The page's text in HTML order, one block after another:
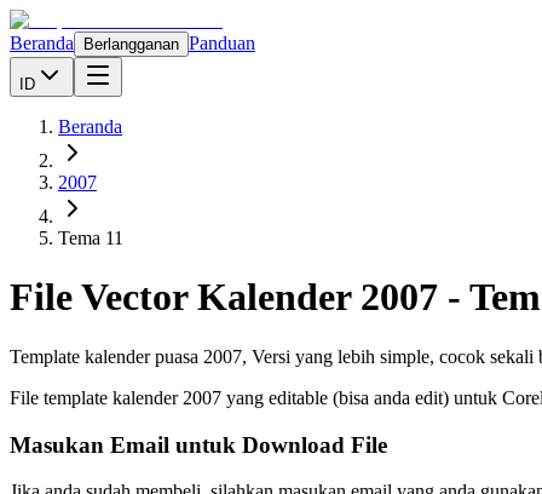
Beranda Berlangganan Panduan
ID
Beranda
2007
Tema 11
File Vector Kalender 2007 -
Template kalender puasa 2007, Versi yang lebih simple, cocok
File template kalender 2007 yang editable (bisa anda edit) untuk
Masukan Email untuk Download File